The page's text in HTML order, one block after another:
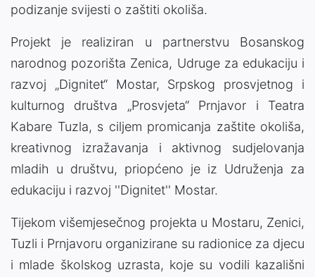
podizanje svijesti o zaštiti okoliša.
Projekt je realiziran u partnerstvu Bosanskog
narodnog pozorišta Zenica, Udruge za edukaciju i
razvoj „Dignitet“ Mostar, Srpskog prosvjetnog i
kulturnog društva „Prosvjeta“ Prnjavor i Teatra
Kabare Tuzla, s ciljem promicanja zaštite okoliša,
kreativnog izražavanja i aktivnog sudjelovanja
mladih u društvu, priopćeno je iz Udruženja za
edukaciju i razvoj ''Dignitet'' Mostar.
Tijekom višemjesečnog projekta u Mostaru, Zenici,
Tuzli i Prnjavoru organizirane su radionice za djecu
i mlade školskog uzrasta, koje su vodili kazališni